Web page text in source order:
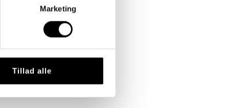
Marketing
Tillad alle